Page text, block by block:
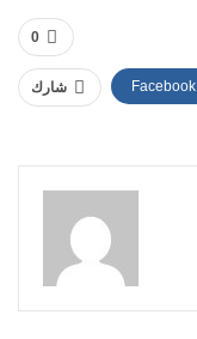
0
شارك Facebook